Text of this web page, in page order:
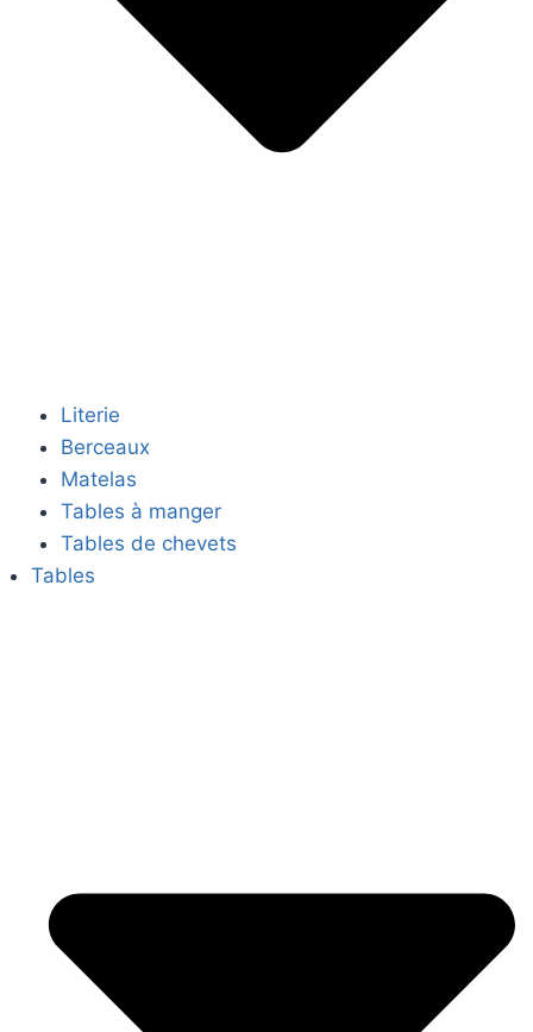
Literie
Berceaux
Matelas
Tables à manger
Tables de chevets
Tables